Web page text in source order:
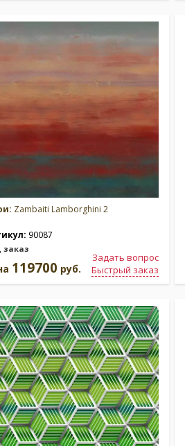
Zambaiti Lamborghini 2
90087
заказ
Задать вопрос
Быстрый заказ
119700 руб.